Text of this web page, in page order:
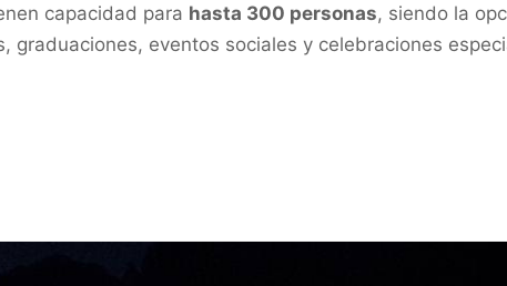
capacidad para hasta 300 personas, siendo la
graduaciones, eventos sociales y celebraciones